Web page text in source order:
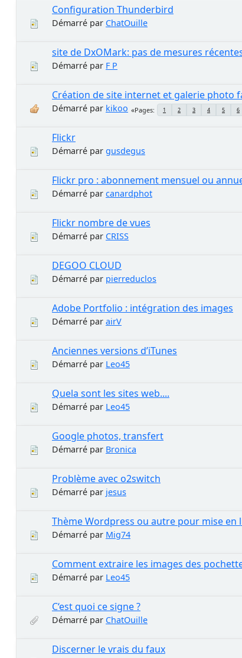
Configuration Thunderbird
Démarré par ChatOuille
site de DxOMark: pas de mesures
Démarré par F P
Création de site internet et galerie photo
Démarré par kikoo Pages 1 2 3 4 5 6
Flickr
Démarré par gusdegus
Flickr pro : abonnement mensuel ou
Démarré par canardphot
Flickr nombre de vues
Démarré par CRISS
DEGOO CLOUD
Démarré par pierreduclos
Adobe Portfolio : intégration des images
Démarré par airV
Anciennes versions d’iTunes
Démarré par Leo45
Quela sont les sites web....
Démarré par Leo45
Google photos, transfert
Démarré par Bronica
Problème avec o2switch
Démarré par jesus
Thème Wordpress ou autre pour mise en
Démarré par Mig74
Comment extraire les images des
Démarré par Leo45
C‘est quoi ce signe ?
Démarré par ChatOuille
Discerner le vrais du faux